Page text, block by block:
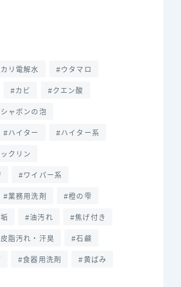
リ電解水 ウタマロ
カビ クエン酸
シャボンの泡
ハイター ハイター系
クリン
ワイパー系
業務用洗剤 橙の雫
油汚れ 焦げ付き
皮脂汚れ・汗臭 石鹸
食器用洗剤 黄ばみ